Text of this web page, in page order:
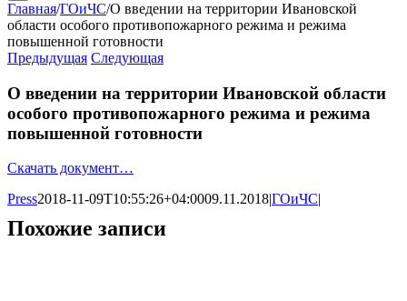
Главная/ГОиЧС/О введении на территории Ивановской
области особого противопожарного режима и режима
повышенной готовности
Предыдущая Следующая
О введении на территории Ивановской области
особого противопожарного режима и режима
повышенной готовности
Скачать документ…
Press2018-11-09T10:55:26+04:0009.11.2018|ГОиЧС|
Похожие записи